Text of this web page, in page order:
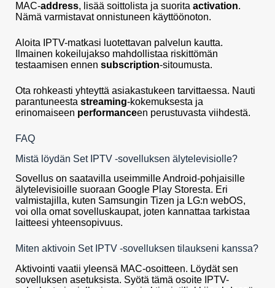
MAC-address, lisää soittolista ja suorita activation.
Nämä varmistavat onnistuneen käyttöönoton.
Aloita IPTV-matkasi luotettavan palvelun kautta.
Ilmainen kokeilujakso mahdollistaa riskittömän
testaamisen ennen subscription-sitoumusta.
Ota rohkeasti yhteyttä asiakastukeen tarvittaessa. Nauti
parantuneesta streaming-kokemuksesta ja
erinomaiseen performanceen perustuvasta viihdestä.
FAQ
Mistä löydän Set IPTV -sovelluksen älytelevisiolle?
Sovellus on saatavilla useimmille Android-pohjaisille
älytelevisioille suoraan Google Play Storesta. Eri
valmistajilla, kuten Samsungin Tizen ja LG:n webOS,
voi olla omat sovelluskaupat, joten kannattaa tarkistaa
laitteesi yhteensopivuus.
Miten aktivoin Set IPTV -sovelluksen tilaukseni kanssa?
Aktivointi vaatii yleensä MAC-osoitteen. Löydät sen
sovelluksen asetuksista. Syötä tämä osoite IPTV-